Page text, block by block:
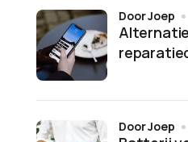
door Joep
door Joep